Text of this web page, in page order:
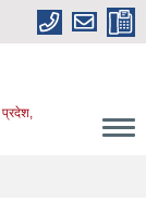
प्रदेश,